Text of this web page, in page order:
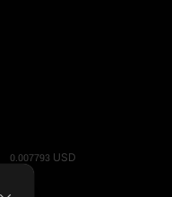
0.007793 USD